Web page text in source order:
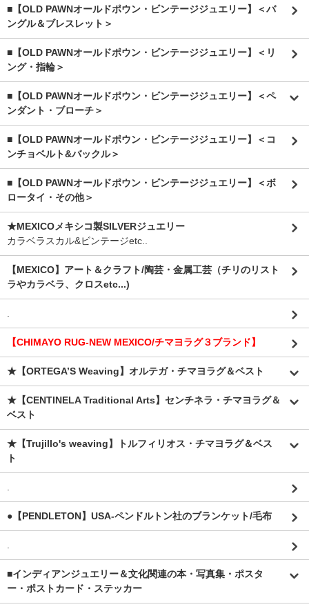
■【OLD PAWNオールドポウン・ビンテージジュエリー】＜バ
ングル＆ブレスレット＞
■【OLD PAWNオールドポウン・ビンテージジュエリー】＜リ
ング・指輪＞
■【OLD PAWNオールドポウン・ビンテージジュエリー】＜ペ
ンダント・ブローチ＞
■【OLD PAWNオールドポウン・ビンテージジュエリー】＜コ
ンチョベルト&バックル＞
■【OLD PAWNオールドポウン・ビンテージジュエリー】＜ボ
ロータイ・その他＞
★MEXICOメキシコ製SILVERジュエリー
カラベラスカル&ビンテージetc..
【MEXICO】アート＆クラフト/陶芸・金属工芸（チリのリスト
ラやカラベラ、クロスetc...)
【CHIMAYO RUG-NEW MEXICO/チマヨラグ３ブランド】
★【ORTEGA’S Weaving】オルテガ・チマヨラグ＆ベスト
★【CENTINELA Traditional Arts】センチネラ・チマヨラグ＆
ベスト
★【Trujillo's weaving】トルフィリオス・チマヨラグ＆ベス
ト
●【PENDLETON】USA-ペンドルトン社のブランケット/毛布
■インディアンジュエリー＆文化関連の本・写真集・ポスタ
ー・ポストカード・ステッカー